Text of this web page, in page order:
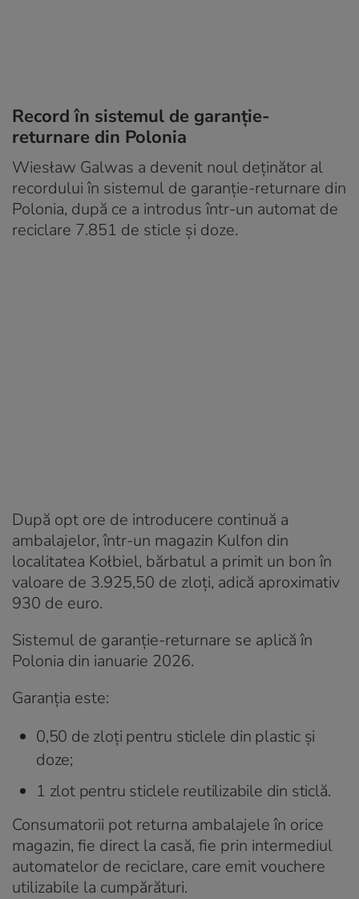
Record în sistemul de garanție-
returnare din Polonia
Wiesław Galwas a devenit noul deținător al
recordului în sistemul de garanție-returnare din
Polonia, după ce a introdus într-un automat de
reciclare 7.851 de sticle și doze.
După opt ore de introducere continuă a
ambalajelor, într-un magazin Kulfon din
localitatea Kołbiel, bărbatul a primit un bon în
valoare de 3.925,50 de zloți, adică aproximativ
930 de euro.
Sistemul de garanție-returnare se aplică în
Polonia din ianuarie 2026.
Garanția este:
0,50 de zloți pentru sticlele din plastic și
doze;
1 zlot pentru sticlele reutilizabile din sticlă.
Consumatorii pot returna ambalajele în orice
magazin, fie direct la casă, fie prin intermediul
automatelor de reciclare, care emit vouchere
utilizabile la cumpărături.